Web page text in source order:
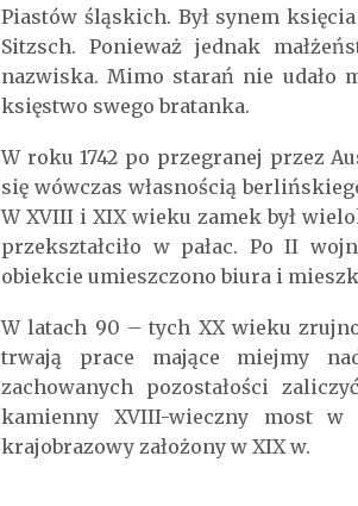
Piastów śląskich. Był synem
Sitzsch. Ponieważ jednak
nazwiska. Mimo starań nie udało
księstwo swego bratanka.
W roku 1742 po przegranej przez
się wówczas własnością
W XVIII i XIX wieku zamek był
przekształciło w pałac. Po II
obiekcie umieszczono biura i
W latach 90 – tych XX wieku
trwają prace mające miejmy
zachowanych pozostałości
kamienny XVIII-wieczny most w
krajobrazowy założony w XIX w.